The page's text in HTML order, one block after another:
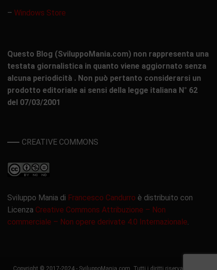
– Windows Store
Questo Blog (SviluppoMania.com) non rappresenta una
testata giornalistica in quanto viene aggiornato senza
alcuna periodicità . Non può pertanto considerarsi un
prodotto editoriale ai sensi della legge italiana N° 62
del 07/03/2001
CREATIVE COMMONS
Sviluppo Mania di Francesco Candurro è distribuito con
Licenza Creative Commons Attribuzione – Non
commerciale – Non opere derivate 4.0 Internazionale
Copyright © 2017-2024 - SviluppoMania.com. Tutti i diritti riservati. Grace